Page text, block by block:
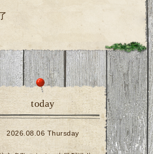
today
2026.08.06 Thursday